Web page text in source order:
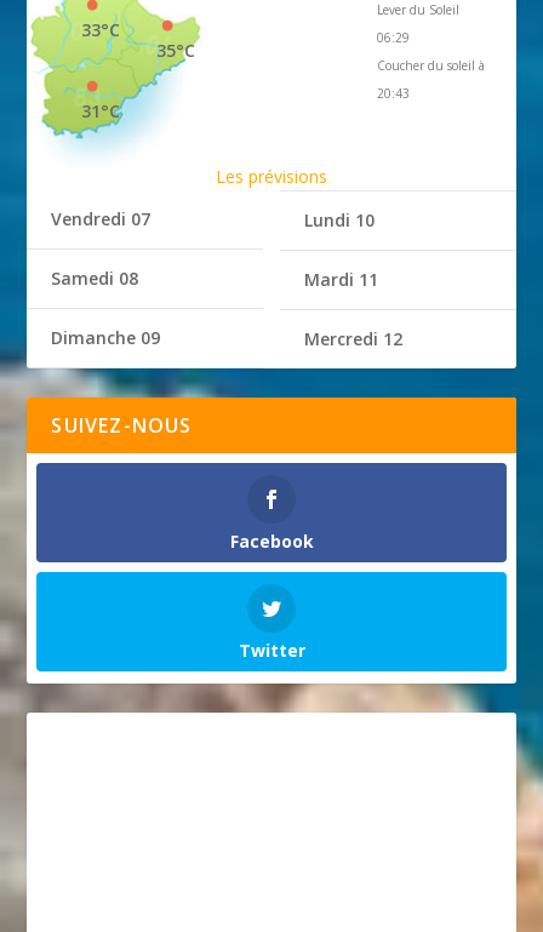
35°C
33°C
31°C
Lever du Soleil
06:29
Coucher du soleil à
20:43
Les prévisions
Vendredi 07
Samedi 08
Dimanche 09
Lundi 10
Mardi 11
Mercredi 12
SUIVEZ-NOUS
Facebook
Twitter